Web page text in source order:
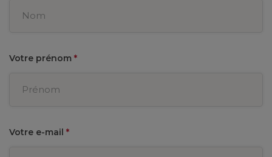
Votre prénom *
Votre e-mail *